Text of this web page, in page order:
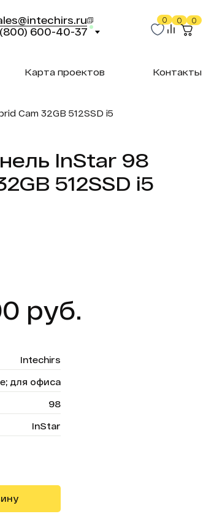
600-40-37
0 0 0
Карта проектов Контакты
Cam 32GB 512SSD i5
InStar 98
512SSD i5
руб.
Intechirs
для офиса
98
InStar